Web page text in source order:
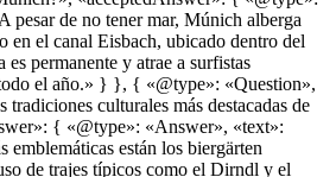
pesar de no tener mar, Múnich alberga
en el canal Eisbach, ubicado dentro del
permanente y atrae a surfistas
el año.» } }, { «@type»: «Question»,
tradiciones culturales más destacadas de
{ «@type»: «Answer», «text»:
emblemáticas están los biergärten
de trajes típicos como el Dirndl y el